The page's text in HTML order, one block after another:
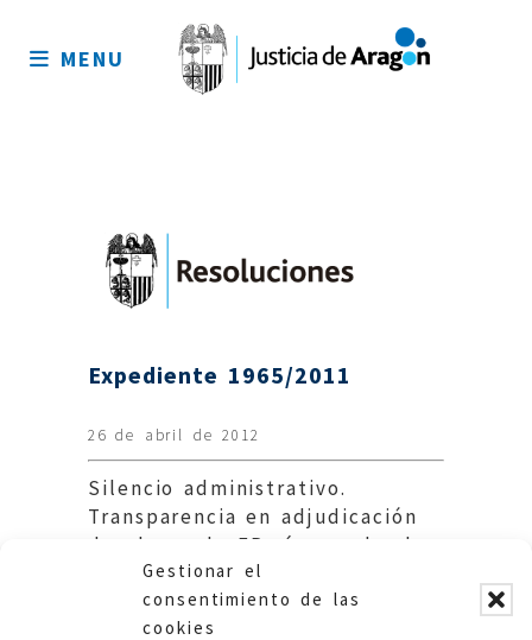
Gestionar el
consentimiento de las
cookies
sitio
MENU
Expediente 1965/2011
26 de abril de 2012
Silencio administrativo.
Transparencia en adjudicación
de plazas de FP vía prueba de
acceso. Educación DGA